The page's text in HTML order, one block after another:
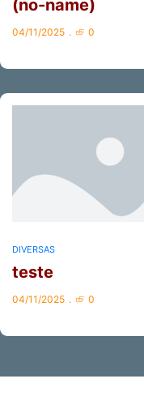
(no-name)
04/11/2025 0
DIVERSAS
teste
04/11/2025 0